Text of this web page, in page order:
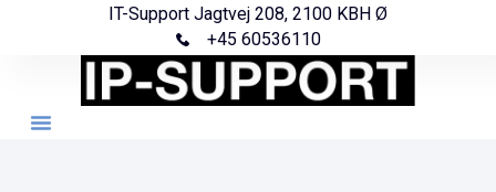
IT-Support Jagtvej 208, 2100 KBH Ø
+45 60536110